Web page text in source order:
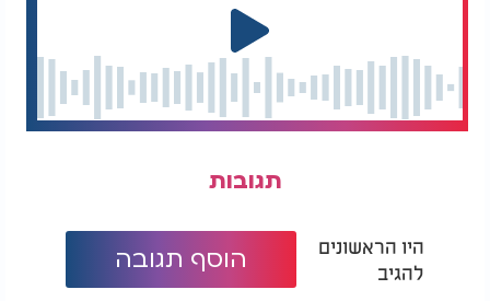
משמעותית על הלחץ בדרכי הנשימה ולשפר את המצב.
שימוש במכשירים מותאמים:
ישנן כריות ייעודיות שמונעות שינה על הגב או התקנים
דנטליים ששומרים על נתיב אוויר פתוח.
נסו להימנע משתיית אלכוהול בשעות הערב והפחיתו
פתרון לבעיות באף:
אם אתם סובלים מאלרגיות או גודש באף, תרסיסי אף או
תגובות
היו הראשונים
להגיב
הוסף תגובה